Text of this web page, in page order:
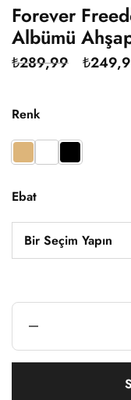
Forever
Albümü
₺289,99 ₺
Renk
Ebat